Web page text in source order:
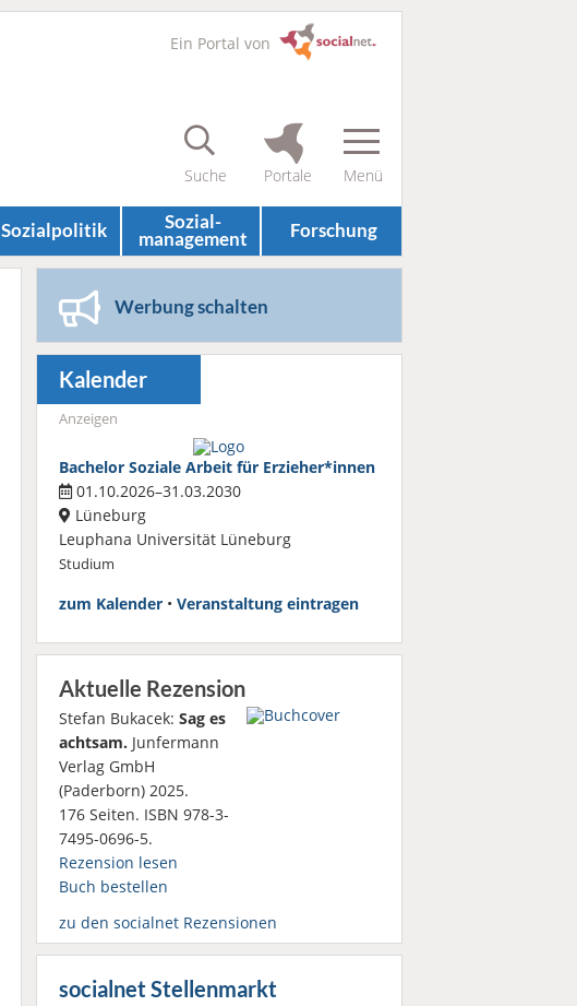
Ein Portal von
Sozial­politik Sozial­
management Forschung
Werbung schalten
Kalender
Anzeigen
Bachelor Soziale Arbeit für Erzieher*innen
01.10.2026–31.03.2030
Lüneburg
Leuphana Universität Lüneburg
Studium
zum Kalender• Veranstaltung eintragen
Aktuelle Rezension
Stefan Bukacek: Sag es
achtsam. Junfermann
Verlag GmbH
(Paderborn) 2025.
176 Seiten. ISBN 978-3-
7495-0696-5.
Rezension lesen
Buch bestellen
zu den socialnet Rezensionen
socialnet Stellenmarkt